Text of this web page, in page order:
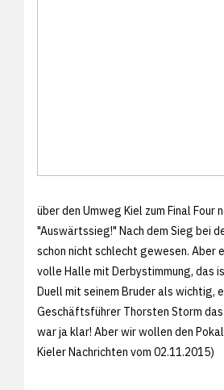
über den Umweg Kiel zum Final Four
"Auswärtssieg!" Nach dem Sieg bei
schon nicht schlecht gewesen. Aber
volle Halle mit Derbystimmung, das
Duell mit seinem Bruder als wichtig,
Geschäftsführer Thorsten Storm
war ja klar! Aber wir wollen den
Kieler Nachrichten vom 02.11.2015)